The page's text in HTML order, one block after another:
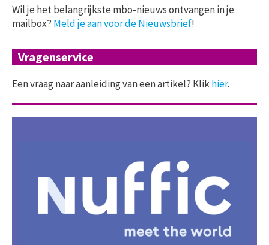
Wil je het belangrijkste mbo-nieuws ontvangen in je
mailbox? Meld je aan voor de Nieuwsbrief!
Vragenservice
Een vraag naar aanleiding van een artikel? Klikhier.